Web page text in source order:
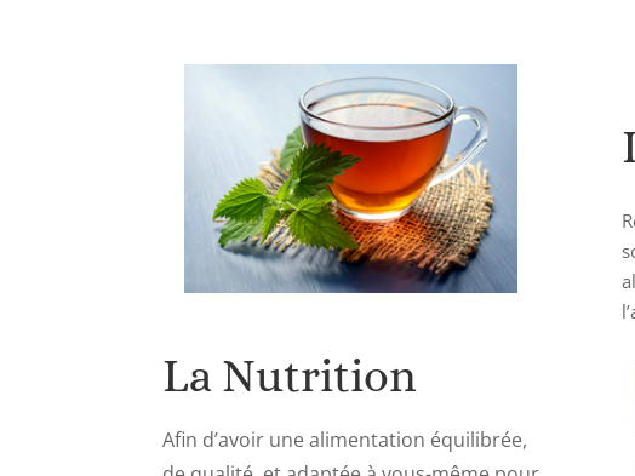
La Nutrition
Afin d’avoir une alimentation équilibrée,